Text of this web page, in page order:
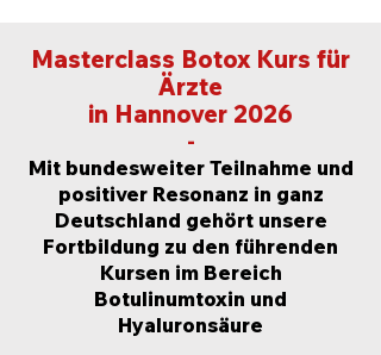
Masterclass Botox Kurs für
Ärzte
in Hannover 2026
-
Mit bundesweiter Teilnahme und
positiver Resonanz in ganz
Deutschland gehört unsere
Fortbildung zu den führenden
Kursen im Bereich
Botulinumtoxin und
Hyaluronsäure